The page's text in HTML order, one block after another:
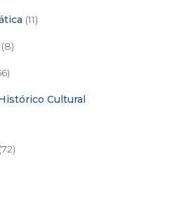
(11)
(8)
Cultural
(72)